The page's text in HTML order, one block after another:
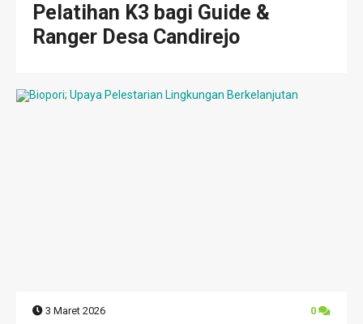
Pelatihan K3 bagi Guide &
Ranger Desa Candirejo
3 Maret 2026 0